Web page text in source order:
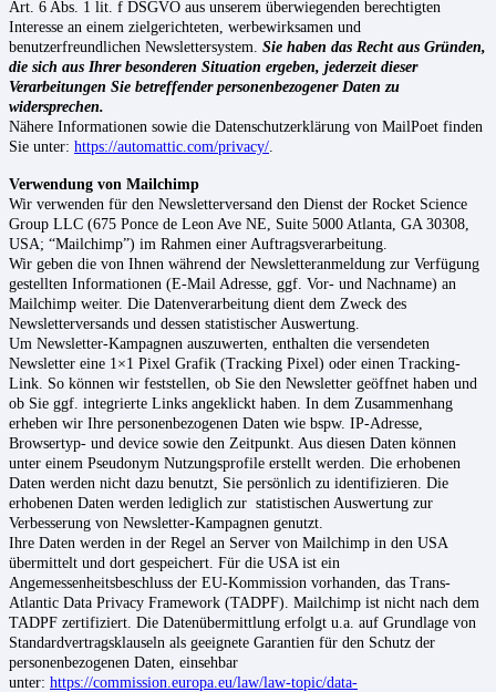
Art. 6 Abs. 1 lit. f DSGVO aus unserem überwiegenden berechtigten
Interesse an einem zielgerichteten, werbewirksamen und
benutzerfreundlichen Newslettersystem. Sie haben das Recht aus Gründen,
die sich aus Ihrer besonderen Situation ergeben, jederzeit dieser
Verarbeitungen Sie betreffender personenbezogener Daten zu
widersprechen.
Nähere Informationen sowie die Datenschutzerklärung von MailPoet finden
Sie unter: https://automattic.com/privacy/
Verwendung von Mailchimp
Wir verwenden für den Newsletterversand den Dienst der Rocket Science
Group LLC (675 Ponce de Leon Ave NE, Suite 5000 Atlanta, GA 30308,
USA; “Mailchimp”) im Rahmen einer Auftragsverarbeitung.
Wir geben die von Ihnen während der Newsletteranmeldung zur Verfügung
gestellten Informationen (E-Mail Adresse, ggf. Vor- und Nachname) an
Mailchimp weiter. Die Datenverarbeitung dient dem Zweck des
Newsletterversands und dessen statistischer Auswertung.
Um Newsletter-Kampagnen auszuwerten, enthalten die versendeten
Newsletter eine 1×1 Pixel Grafik (Tracking Pixel) oder einen Tracking-
Link. So können wir feststellen, ob Sie den Newsletter geöffnet haben und
ob Sie ggf. integrierte Links angeklickt haben. In dem Zusammenhang
erheben wir Ihre personenbezogenen Daten wie bspw. IP-Adresse,
Browsertyp- und device sowie den Zeitpunkt. Aus diesen Daten können
unter einem Pseudonym Nutzungsprofile erstellt werden. Die erhobenen
Daten werden nicht dazu benutzt, Sie persönlich zu identifizieren. Die
erhobenen Daten werden lediglich zur statistischen Auswertung zur
Verbesserung von Newsletter-Kampagnen genutzt.
Ihre Daten werden in der Regel an Server von Mailchimp in den USA
übermittelt und dort gespeichert. Für die USA ist ein
Angemessenheitsbeschluss der EU-Kommission vorhanden, das Trans-
Atlantic Data Privacy Framework (TADPF). Mailchimp ist nicht nach dem
TADPF zertifiziert. Die Datenübermittlung erfolgt u.a. auf Grundlage von
Standardvertragsklauseln als geeignete Garantien für den Schutz der
personenbezogenen Daten, einsehbar
unter: https://commission.europa.eu/law/law-topic/data-